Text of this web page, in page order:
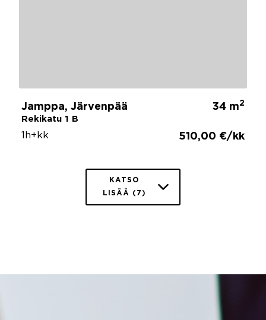
Jamppa, Järvenpää
Rekikatu 1 B
34 m2
1h+kk 510,00 €/kk
KATSO
LISÄÄ (7)